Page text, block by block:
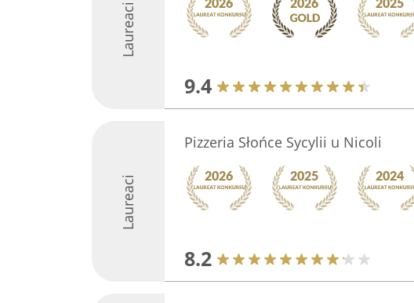
Laureaci
9.4
Laureaci
Pizzeria Słońce Sycylii u Nicoli
8.2